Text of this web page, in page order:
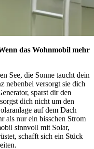
das Wohnmobil mehr
See, die Sonne taucht dein
nebenbei versorgt sie dich
sparst dir den
dich nicht um den
auf dem Dach
als nur ein bisschen Strom
sinnvoll mit Solar,
schafft sich ein Stück